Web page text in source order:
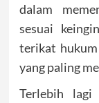
dalam
sesuai
terikat
yang paling
Terlebih lagi